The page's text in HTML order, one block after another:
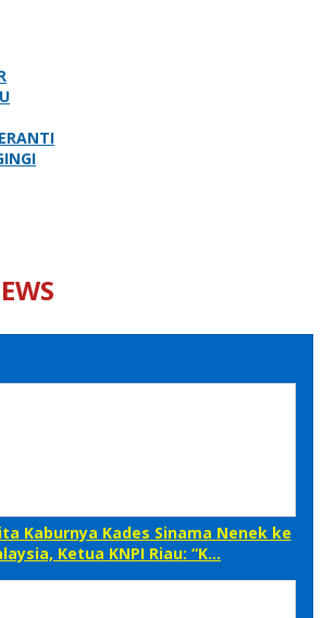
Kaburnya Kades Sinama Nenek ke
Ketua KNPI Riau: “K…